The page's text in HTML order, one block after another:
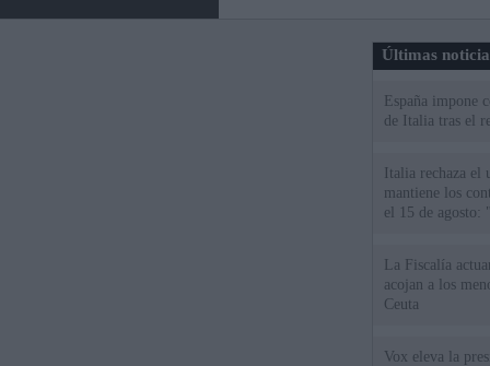
Últimas
España impone
de Italia tras el
Italia rechaza
mantiene los
el 15 de agosto:
La Fiscalía
acojan a los
Ceuta
Vox eleva la